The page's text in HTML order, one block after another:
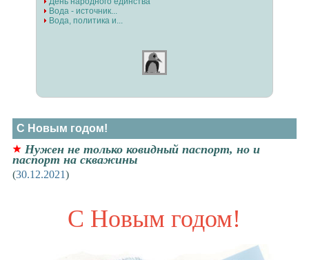
Вода - источник...
Вода, политика и...
С Новым годом!
Нужен не только ковидный паспорт, но и
паспорт на скважины
(30.12.2021)
С Новым годом!